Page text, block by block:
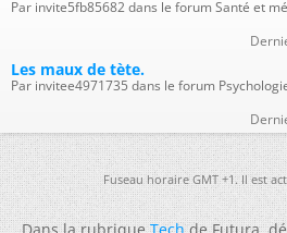
Par invite5fb85682 dans le forum Santé et
Les maux de tète.
Par invitee4971735 dans le forum
Fuseau horaire GMT +1. Il est